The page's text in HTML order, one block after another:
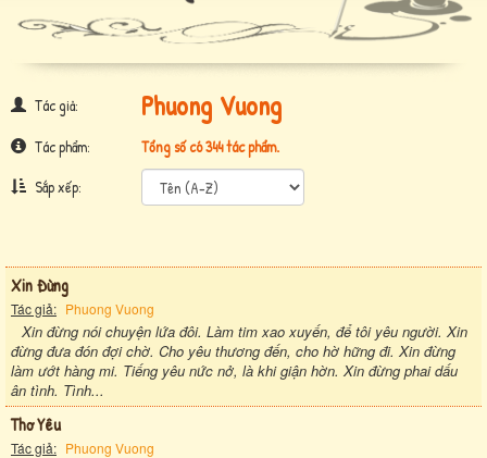
Tác giả: Phuong Vuong
Tác phẩm:
Tổng số có 344 tác phẩm.
Sắp xếp:
Xin Đừng
Tác giả: Phuong Vuong
Xin đừng nói chuyện lứa đôi. Làm tim xao xuyến, để tôi yêu người. Xin
đừng đưa đón đợi chờ. Cho yêu thương đến, cho hờ hững đi. Xin đừng
làm ướt hàng mi. Tiếng yêu nức nở, là khi giận hờn. Xin đừng phai dấu
ân tình. Tình...
Thơ Yêu
Tác giả: Phuong Vuong